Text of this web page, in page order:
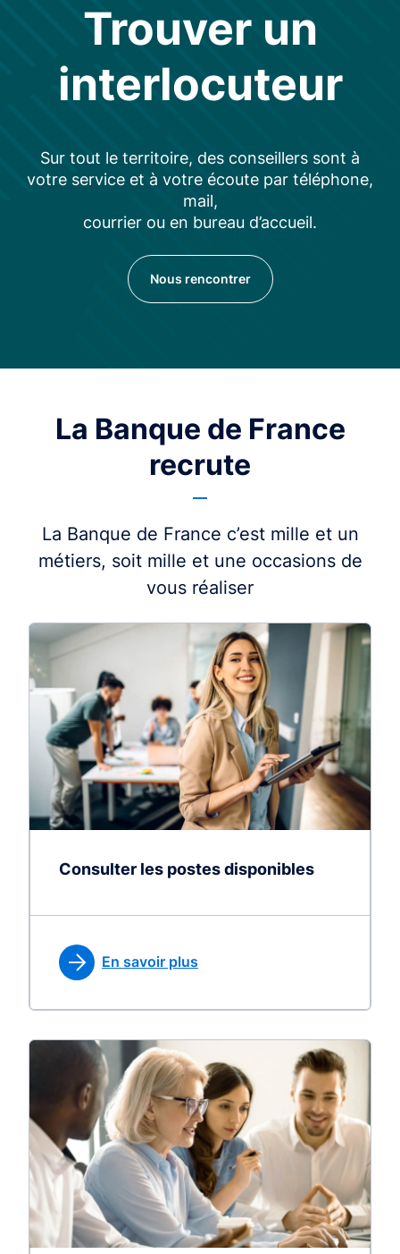
Trouver un
interlocuteur
Sur tout le territoire, des conseillers sont à
votre service et à votre écoute par téléphone,
mail,
courrier ou en bureau d’accueil.
Nous rencontrer
La Banque de France
recrute
La Banque de France c’est mille et un
métiers, soit mille et une occasions de
vous réaliser
Consulter les postes disponibles
En savoir plus